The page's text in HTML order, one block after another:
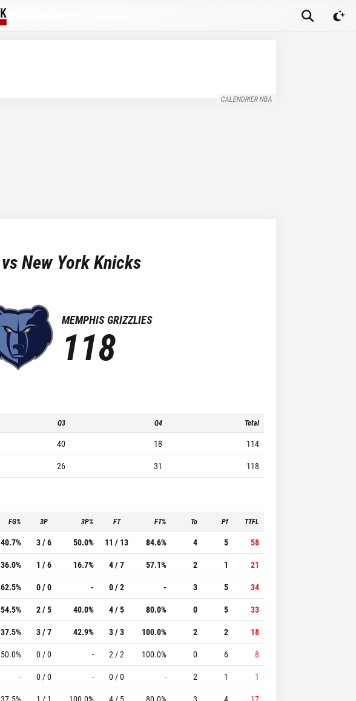
CALENDRIER NBA
vsNew York Knicks
MEMPHIS GRIZZLIES
118
Q3 Q4 Total
40 18
114
26 31 118
FG% 3P 3P% FT FT% To Pf TTFL
40.7% 3 / 6 50.0% 11 / 13 84.6% 4 5
58
36.0% 1 / 6 16.7% 4 / 7 57.1% 2 1
21
62.5% 0 / 0 - 0 / 2 - 3 5
34
54.5% 2 / 5 40.0% 4 / 5 80.0% 0 5
33
37.5% 3 / 7 42.9% 3 / 3 100.0% 2 2
18
50.0% 0 / 0 - 2 / 2 100.0% 0 6
8
- 0 / 0 - 0 / 0 - 2 1
1